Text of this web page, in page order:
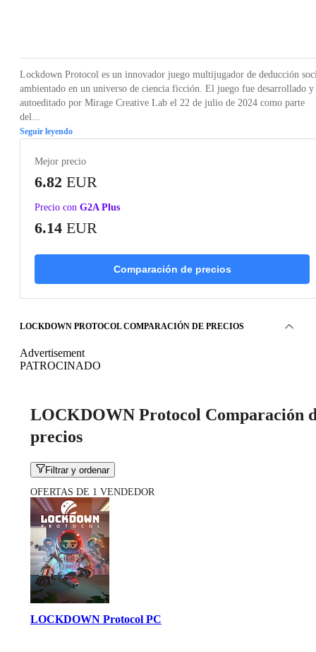
Lockdown Protocol es un innovador juego multijugador de deducción
ambientado en un universo de ciencia ficción. El juego fue desarrollado y
autoeditado por Mirage Creative Lab el 22 de julio de 2024 como parte
del...
Seguir leyendo
Mejor precio
6.82 EUR
Precio con G2A Plus
6.14 EUR
Comparación de precios
LOCKDOWN PROTOCOL COMPARACIÓN DE PRECIOS
Advertisement
PATROCINADO
LOCKDOWN Protocol Comparación
precios
Filtrar y ordenar
OFERTAS DE 1 VENDEDOR
LOCKDOWN Protocol PC